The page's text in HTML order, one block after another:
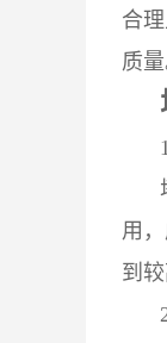
合
质量
用
到